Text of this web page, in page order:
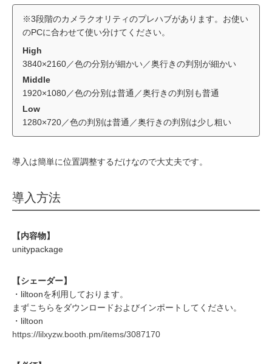
※3段階のカメラクオリティのプレハブがあります。お使い
のPCに合わせて使い分けてください。
High
3840×2160／色の分別が細かい／奥行きの判別が細かい
Middle
1920×1080／色の分別は普通／奥行きの判別も普通
Low
1280×720／色の判別は普通／奥行きの判別は少し粗い
導入は簡単に位置調整するだけなので大丈夫です。
導入方法
【内容物】
unitypackage
【シェーダー】
・liltoonを利用しております。
まずこちらをダウンロードおよびインポートしてください。
・liltoon
https://lilxyzw.booth.pm/items/3087170